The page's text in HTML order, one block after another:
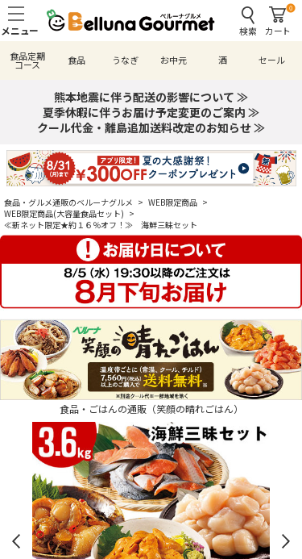
検索
0
カート
食品定期
コース 食品 うなぎ お中元 酒 セール
熊本地震に伴う配送の影響について ≫
夏季休暇に伴うお届け予定変更のご案内 ≫
クール代金・離島追加送料改定のお知らせ ≫
食品・グルメ通販のベルーナグルメ > WEB限定商品 >
WEB限定商品(大容量食品セット) >
≪新ネット限定★約１６％オフ！≫ 海鮮三昧セット
食品・ごはんの通販（笑顔の晴れごはん）